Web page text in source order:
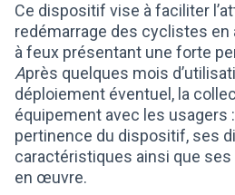
Ce dispositif vise à faciliter
redémarrage des cyclistes
à feux présentant une forte
Après quelques mois
déploiement éventuel, la
équipement avec les usagers
pertinence du dispositif, ses
caractéristiques ainsi que
en œuvre.